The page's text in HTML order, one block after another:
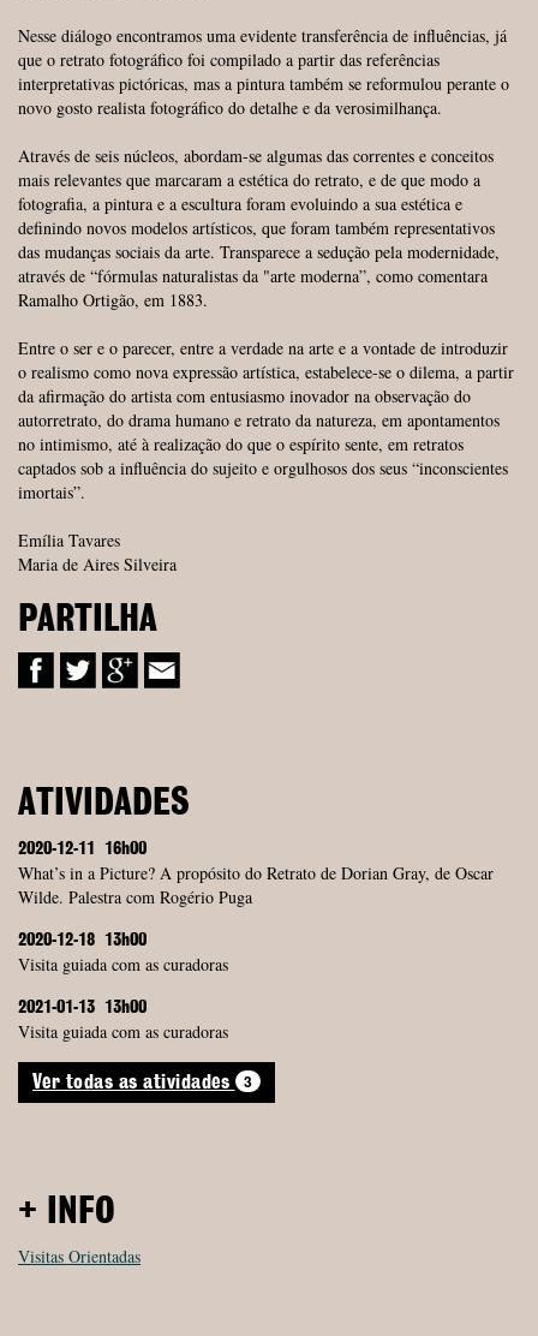
Nesse diálogo encontramos uma evidente transferência de influências, já
que o retrato fotográfico foi compilado a partir das referências
interpretativas pictóricas, mas a pintura também se reformulou perante o
novo gosto realista fotográfico do detalhe e da verosimilhança.
Através de seis núcleos, abordam-se algumas das correntes e conceitos
mais relevantes que marcaram a estética do retrato, e de que modo a
fotografia, a pintura e a escultura foram evoluindo a sua estética e
definindo novos modelos artísticos, que foram também representativos
das mudanças sociais da arte. Transparece a sedução pela modernidade,
através de “fórmulas naturalistas da "arte moderna”, como comentara
Ramalho Ortigão, em 1883.
Entre o ser e o parecer, entre a verdade na arte e a vontade de introduzir
o realismo como nova expressão artística, estabelece-se o dilema, a partir
da afirmação do artista com entusiasmo inovador na observação do
autorretrato, do drama humano e retrato da natureza, em apontamentos
no intimismo, até à realização do que o espírito sente, em retratos
captados sob a influência do sujeito e orgulhosos dos seus “inconscientes
imortais”.
Emília Tavares
Maria de Aires Silveira
PARTILHA
ATIVIDADES
2020-12-11 16h00
What’s in a Picture? A propósito do Retrato de Dorian Gray, de Oscar
Wilde. Palestra com Rogério Puga
2020-12-18 13h00
Visita guiada com as curadoras
2021-01-13 13h00
Visita guiada com as curadoras
Ver todas as atividades 3
+ INFO
Visitas Orientadas